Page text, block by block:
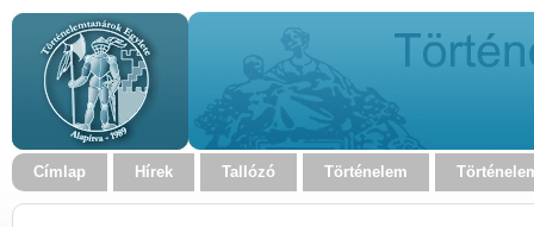
Címlap Hírek Tallózó Történelem